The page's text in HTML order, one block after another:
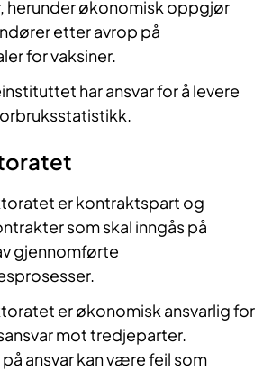
herunder økonomisk oppgjør
etter avrop på
for vaksiner.
har ansvar for å levere
er kontraktspart og
som skal inngås på
gjennomførte
er økonomisk ansvarlig for
mot tredjeparter.
ansvar kan være feil som